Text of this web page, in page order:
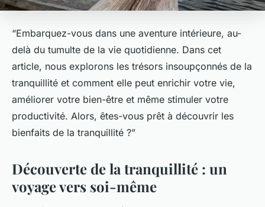
“Embarquez-vous dans une aventure intérieure, au-
delà du tumulte de la vie quotidienne. Dans cet
article, nous explorons les trésors insoupçonnés de la
tranquillité et comment elle peut enrichir votre vie,
améliorer votre bien-être et même stimuler votre
productivité. Alors, êtes-vous prêt à découvrir les
bienfaits de la tranquillité ?”
Découverte de la tranquillité : un
voyage vers soi-même